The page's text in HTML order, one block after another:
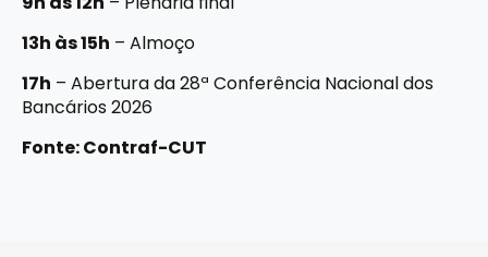
13h às 15h – Almoço
17h – Abertura da 28ª Conferência Nacional dos
Bancários 2026
Fonte: Contraf-CUT